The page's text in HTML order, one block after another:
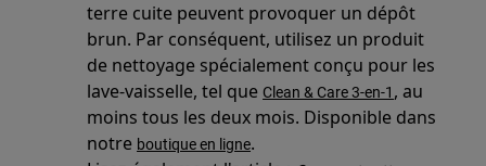
terre cuite peuvent provoquer un dépôt
brun. Par conséquent, utilisez un produit
de nettoyage spécialement conçu pour les
lave-vaisselle, tel que Clean & Care 3-en-1 , au
moins tous les deux mois. Disponible dans
notre boutique en ligne.